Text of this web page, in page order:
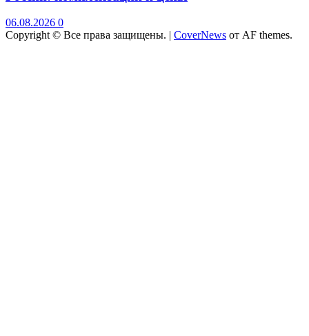
06.08.2026 0
Copyright © Все права защищены. | CoverNews от AF themes.